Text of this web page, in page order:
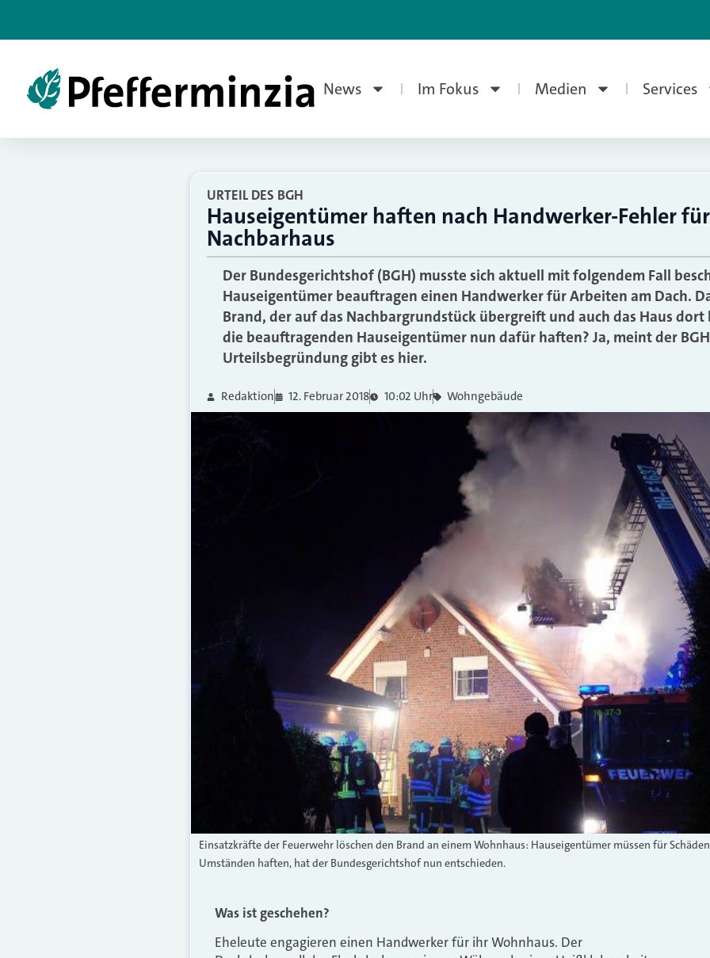
News Im Fokus Medien Services
URTEIL DES BGH
Hauseigentümer haften nach Handwerker-Fehler
Nachbarhaus
Der Bundesgerichtshof (BGH) musste sich aktuell mit folgendem Fall
Hauseigentümer beauftragen einen Handwerker für Arbeiten am Dach.
Brand, der auf das Nachbargrundstück übergreift und auch das Haus dort
die beauftragenden Hauseigentümer nun dafür haften? Ja, meint der
Urteilsbegründung gibt es hier.
Redaktion 12. Februar 2018 10:02 Uhr Wohngebäude
Einsatzkräfte der Feuerwehr löschen den Brand an einem Wohnhaus: Hauseigentümer müssen für
Umständen haften, hat der Bundesgerichtshof nun entschieden.
Was ist geschehen?
Eheleute engagieren einen Handwerker für ihr Wohnhaus. Der